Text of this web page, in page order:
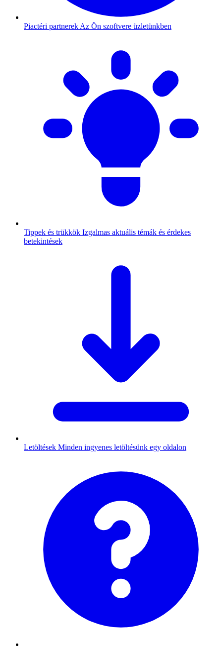
Piactéri partnerek Az Ön szoftvere üzletünkben
Tippek és trükkök Izgalmas aktuális témák és érdekes
betekintések
Letöltések Minden ingyenes letöltésünk egy oldalon